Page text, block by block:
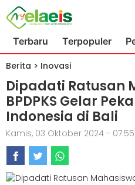
Terbaru Terpopuler
Berita > Inovasi
Dipadati Ratusan
BPDPKS Gelar
Indonesia di Bali
Kamis, 03 Oktober 2024 - 07:55